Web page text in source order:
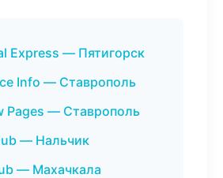
Express — Пятигорск
Info — Ставрополь
Pages — Ставрополь
— Нальчик
— Махачкала